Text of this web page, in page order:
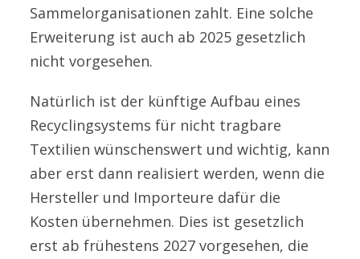
Sammelorganisationen zahlt. Eine solche
Erweiterung ist auch ab 2025 gesetzlich
nicht vorgesehen.
Natürlich ist der künftige Aufbau eines
Recyclingsystems für nicht tragbare
Textilien wünschenswert und wichtig, kann
aber erst dann realisiert werden, wenn die
Hersteller und Importeure dafür die
Kosten übernehmen. Dies ist gesetzlich
erst ab frühestens 2027 vorgesehen, die